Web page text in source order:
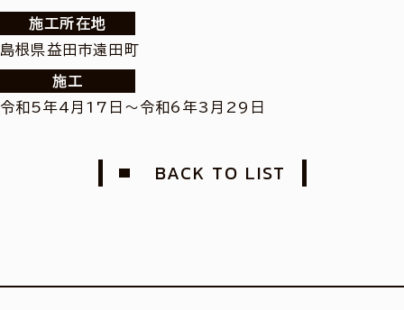
施工所在地
島根県益田市遠田町
施工
令和5年4月17日～令和6年3月29日
BACK TO LIST